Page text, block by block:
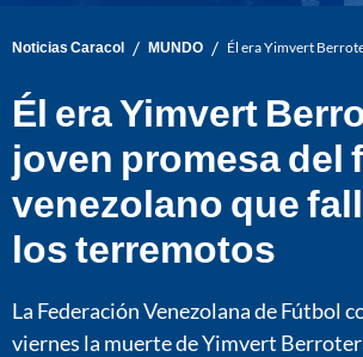
Noticias Caracol / MUNDO / Él era Yimvert
Él era Yimvert
joven promesa del
venezolano que
los terremotos
La Federación Venezolana de Fútbol
viernes la muerte de Yimvert